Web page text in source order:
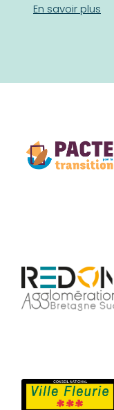
En savoir plus